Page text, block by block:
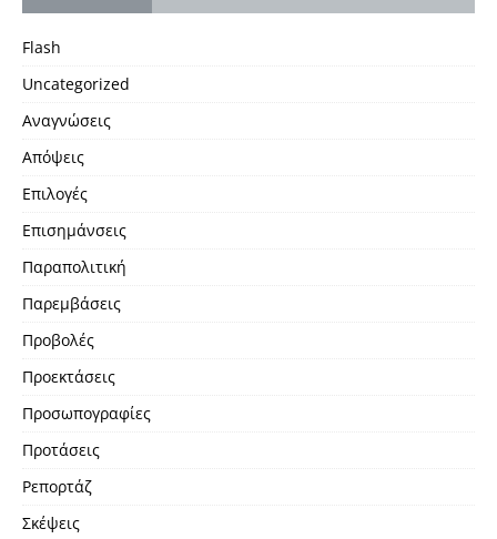
Flash
Uncategorized
Αναγνώσεις
Απόψεις
Επιλογές
Επισημάνσεις
Παραπολιτική
Παρεμβάσεις
Προβολές
Προεκτάσεις
Προσωπογραφίες
Προτάσεις
Ρεπορτάζ
Σκέψεις